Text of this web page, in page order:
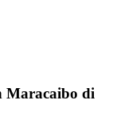
Maracaibo di